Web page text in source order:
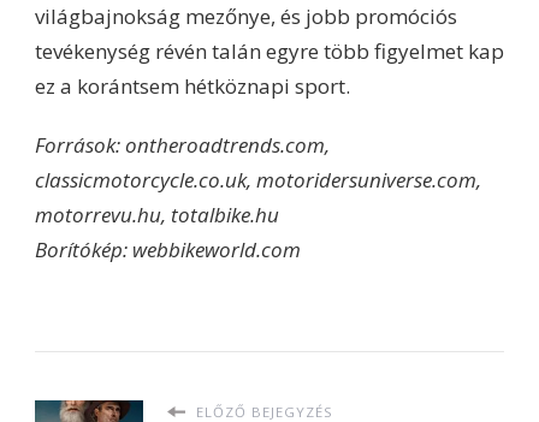
világbajnokság mezőnye, és jobb promóciós
tevékenység révén talán egyre több figyelmet kap
ez a korántsem hétköznapi sport.
Források: ontheroadtrends.com,
classicmotorcycle.co.uk, motoridersuniverse.com,
motorrevu.hu, totalbike.hu
Borítókép: webbikeworld.com
ELŐZŐ BEJEGYZÉS